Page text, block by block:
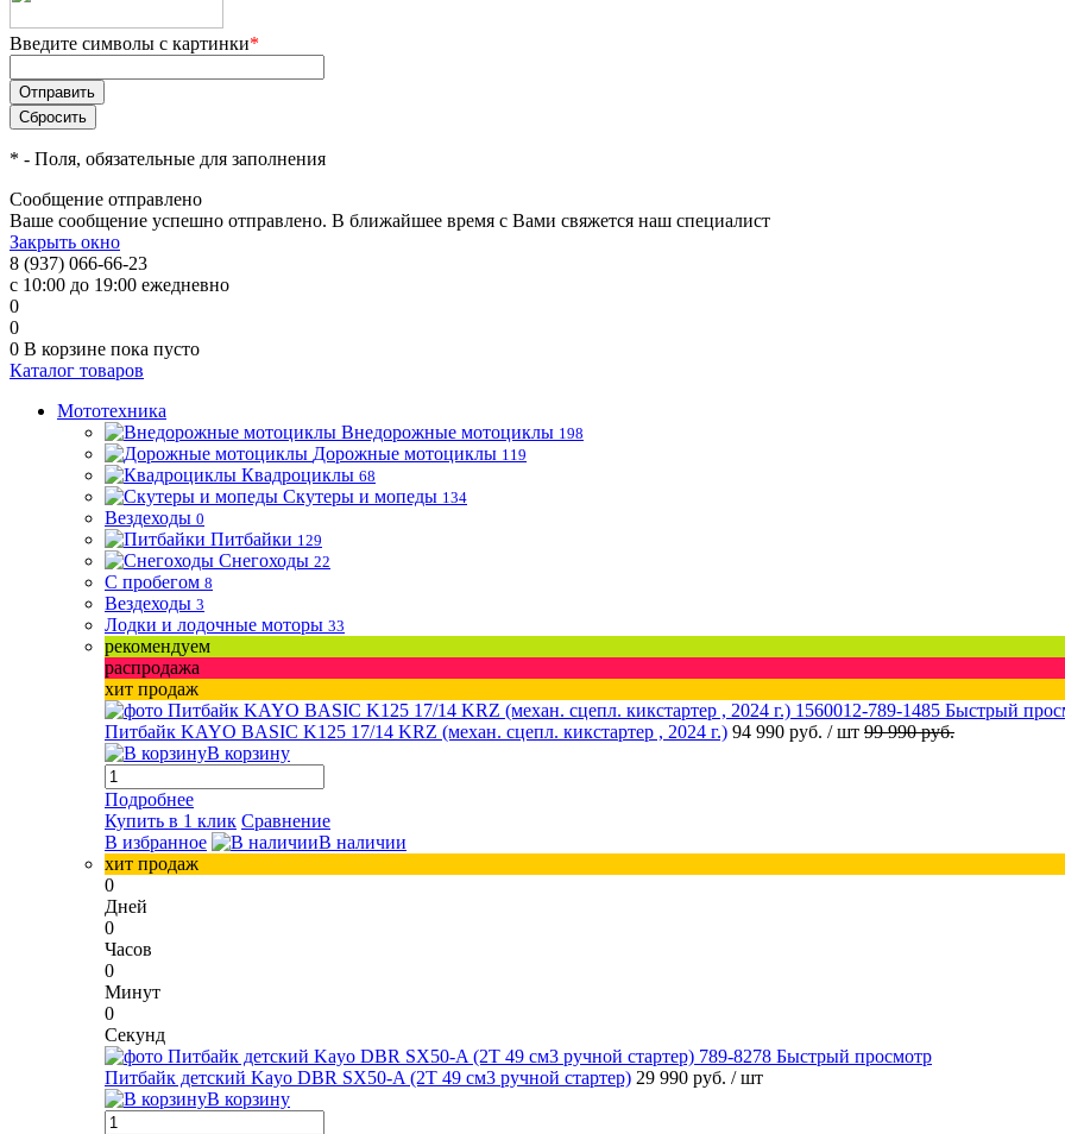
Введите символы с картинки*
* - Поля, обязательные для заполнения
Сообщение отправлено
Ваше сообщение успешно отправлено. В ближайшее время с Вами свяжется наш специалист
Закрыть окно
8 (937) 066-66-23
с 10:00 до 19:00 ежедневно
0
0
0 В корзине пока пусто
Каталог товаров
Мототехника
Внедорожные мотоциклы 198
Дорожные мотоциклы 119
Квадроциклы 68
Скутеры и мопеды 134
Вездеходы 0
Питбайки 129
Снегоходы 22
С пробегом 8
Вездеходы 3
Лодки и лодочные моторы 33
рекомендуем
распродажа
хит продаж
Быстрый
Питбайк KAYO BASIC K125 17/14 KRZ (механ. сцепл. кикстартер , 2024 г.) 94 990 руб. / шт 99 990 руб.
В корзину
Подробнее
Купить в 1 клик Сравнение
В избранное
В наличии
хит продаж
0
Дней
0
Часов
0
Минут
0
Секунд
Быстрый просмотр
Питбайк детский Kayo DBR SX50-A (2T 49 см3 ручной стартер) 29 990 руб. / шт
В корзину